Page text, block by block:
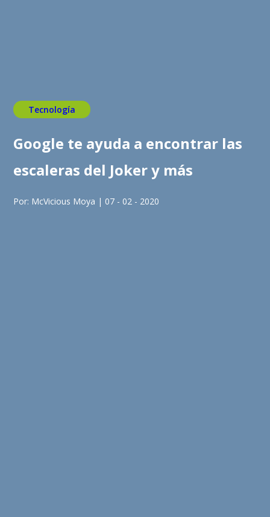
Tecnología
Google te ayuda a encontrar las
escaleras del Joker y más
Por: McVicious Moya | 07 - 02 - 2020